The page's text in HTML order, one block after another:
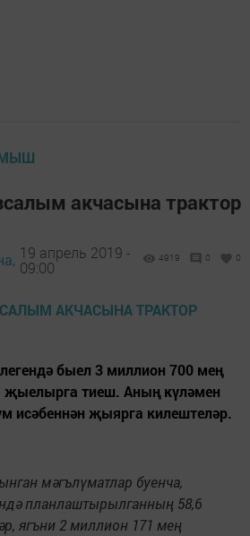
акчасына трактор
19 апрель 2019 -
09:00
4919 0 0
быел 3 миллион 700 мең
тиеш. Аның күләмен
исәбеннән җыярга килештеләр.
мәгълүматлар буенча,
планлаштырылганның 58,6
ягъни 2 миллион 171 мең